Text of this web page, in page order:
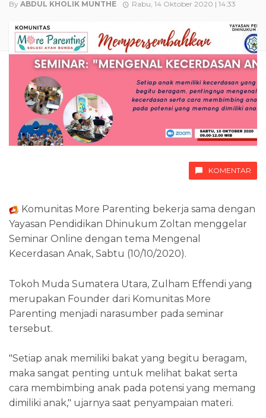
By ABDUL KHOLIK MUNTHE Rabu, 14 Oktober 2020 | 14:33
KOMENTAR
Komunitas More Parenting bekerja sama dengan
Yayasan Pendidikan Dhinukum Zoltan menggelar
Seminar Online dengan tema Mengenal
Kecerdasan Anak, Sabtu (10/10/2020).
Tokoh Muda Sumatera Utara, Zulham Effendi yang
merupakan Founder dari Komunitas More
Parenting menjadi narasumber pada seminar
tersebut.
"Setiap anak memiliki bakat yang begitu beragam,
maka sangat penting untuk melihat bakat serta
cara membimbing anak pada potensi yang memang
dimiliki anak," ujarnya saat penyampaian materi.